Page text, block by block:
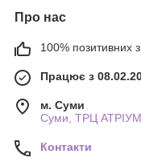
Про нас
100% позитивних з
Працює з
м. Суми
Суми, ТРЦ АТРІУМ
Контакти